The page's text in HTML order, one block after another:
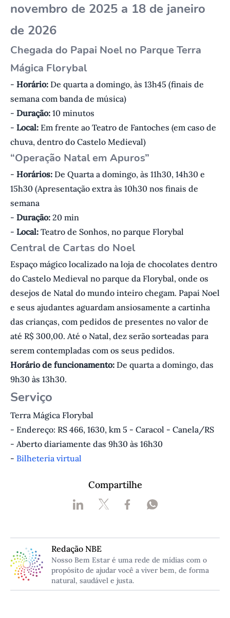
novembro de 2025 a 18 de janeiro
de 2026
Chegada do Papai Noel no Parque Terra
Mágica Florybal
- Horário: De quarta a domingo, às 13h45 (finais de
semana com banda de música)
- Duração: 10 minutos
- Local: Em frente ao Teatro de Fantoches (em caso de
chuva, dentro do Castelo Medieval)
“Operação Natal em Apuros”
- Horários: De Quarta a domingo, às 11h30, 14h30 e
15h30 (Apresentação extra às 10h30 nos finais de
semana
- Duração: 20 min
- Local: Teatro de Sonhos, no parque Florybal
Central de Cartas do Noel
Espaço mágico localizado na loja de chocolates dentro
do Castelo Medieval no parque da Florybal, onde os
desejos de Natal do mundo inteiro chegam. Papai Noel
e seus ajudantes aguardam ansiosamente a cartinha
das crianças, com pedidos de presentes no valor de
até R$ 300,00. Até o Natal, dez serão sorteadas para
serem contempladas com os seus pedidos.
Horário de funcionamento: De quarta a domingo, das
9h30 às 13h30.
Serviço
Terra Mágica Florybal
- Endereço: RS 466, 1630, km 5 - Caracol - Canela/RS
- Aberto diariamente das 9h30 às 16h30
- Bilheteria virtual
Compartilhe
Redação NBE
Nosso Bem Estar é uma rede de mídias com o
propósito de ajudar você a viver bem, de forma
natural, saudável e justa.